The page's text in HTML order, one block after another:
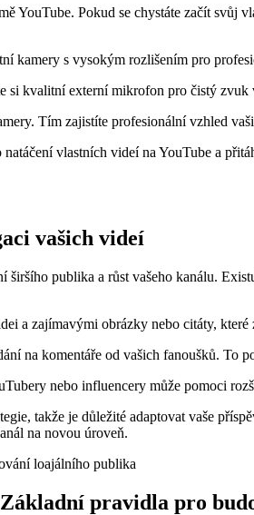
YouTube. Pokud se chystáte začít
kamery s vysokým rozlišením pro
kvalitní externí mikrofon pro čistý zvuk
Tím zajistíte profesionální vzhled
vlastních videí na YouTube a
vašich videí
publika a růst vašeho kanálu.
a zajímavými obrázky nebo citáty,
na komentáře od vašich fanoušků. To
nebo influencery může pomoci
takže je důležité adaptovat vaše
na novou úroveň.
pravidla pro